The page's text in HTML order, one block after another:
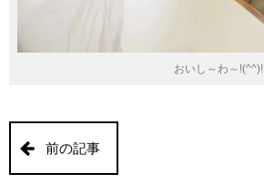
おいし～わ～!(^^)!
前の記事